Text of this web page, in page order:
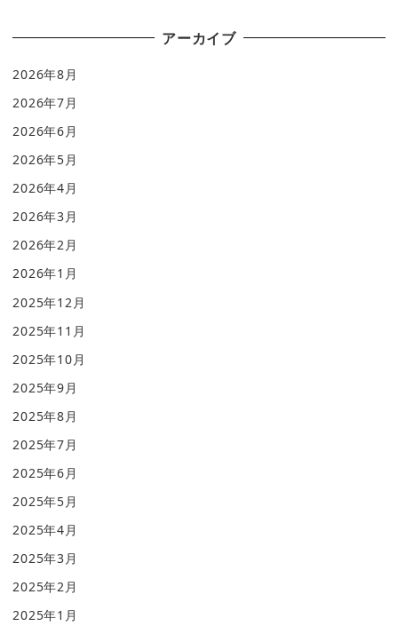
アーカイブ
2026年8月
2026年7月
2026年6月
2026年5月
2026年4月
2026年3月
2026年2月
2026年1月
2025年12月
2025年11月
2025年10月
2025年9月
2025年8月
2025年7月
2025年6月
2025年5月
2025年4月
2025年3月
2025年2月
2025年1月